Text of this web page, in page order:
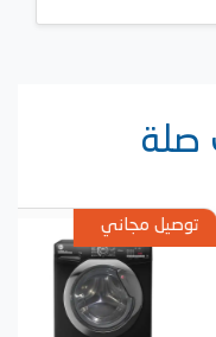
صلة
مجاني